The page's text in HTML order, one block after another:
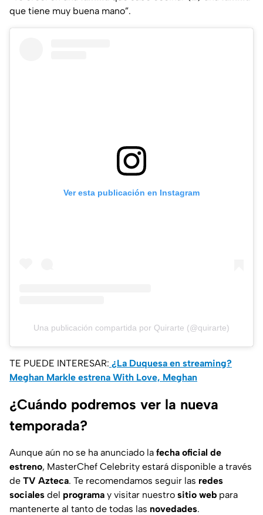
que tiene muy buena mano”.
Ver esta publicación en Instagram
Una publicación compartida por Quirarte (@quirarte)
TE PUEDE INTERESAR: ¿La Duquesa en streaming?
Meghan Markle estrena With Love, Meghan
¿Cuándo podremos ver la nueva
temporada?
Aunque aún no se ha anunciado la fecha oficial de
estreno, MasterChef Celebrity estará disponible a través
de TV Azteca. Te recomendamos seguir las redes
sociales del programa y visitar nuestro sitio web para
mantenerte al tanto de todas las novedades.